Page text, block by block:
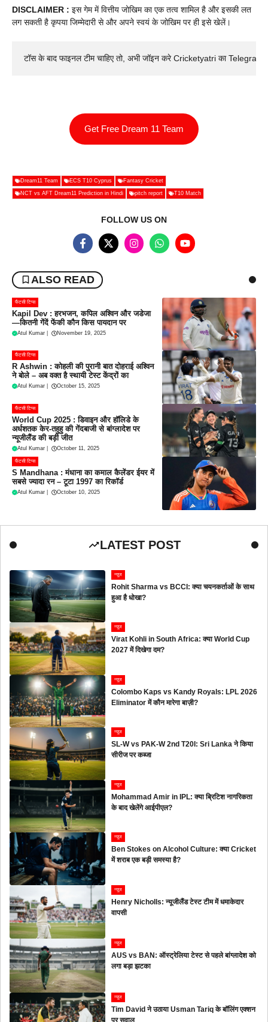
DISCLAIMER : इस गेम में वित्तीय जोखिम का एक तत्व शामिल है और इसकी लत
लग सकती है कृपया जिम्मेदारी से और अपने स्वयं के जोखिम पर ही इसे खेलें।
टॉस के बाद फाइनल टीम चाहिए तो, अभी जॉइन करे Cricketyatri का
Get Free Dream 11 Team
Dream11 Team ECS T10 Cyprus Fantasy Cricket
NCT vs AFT Dream11 Prediction in Hindi pitch report T10 Match
FOLLOW US ON
ALSO READ
फैंटसी टिप्स
Kapil Dev : हरभजन, कपिल अश्विन और जडेजा
—कितनी गेंदें फेंकी कौन किस पायदान पर
Atul Kumar November 19, 2025
फैंटसी टिप्स
R Ashwin : कोहली की पुरानी बात दोहराई अश्विन
ने बोले – अब वक्त है स्थायी टेस्ट केंद्रों का
Atul Kumar October 15, 2025
फैंटसी टिप्स
World Cup 2025 : डिवाइन और हॉलिडे के
अर्धशतक केर-तहुहु की गेंदबाजी से बांग्लादेश पर
न्यूजीलैंड की बड़ी जीत
Atul Kumar October 11, 2025
फैंटसी टिप्स
S Mandhana : मंधाना का कमाल कैलेंडर ईयर में
सबसे ज्यादा रन – टूटा 1997 का रिकॉर्ड
Atul Kumar October 10, 2025
LATEST POST
न्यूज
Rohit Sharma vs BCCI: क्या चयनकर्ताओं के साथ
हुआ है धोखा?
न्यूज
Virat Kohli in South Africa: क्या World Cup
2027 में दिखेगा दम?
न्यूज
Colombo Kaps vs Kandy Royals: LPL 2026
Eliminator में कौन मारेगा बाज़ी?
न्यूज
SL-W vs PAK-W 2nd T20I: Sri Lanka ने किया
सीरीज पर कब्जा
न्यूज
Mohammad Amir in IPL: क्या ब्रिटिश नागरिकता
के बाद खेलेंगे आईपीएल?
न्यूज
Ben Stokes on Alcohol Culture: क्या Cricket
में शराब एक बड़ी समस्या है?
न्यूज
Henry Nicholls: न्यूजीलैंड टेस्ट टीम में धमाकेदार
वापसी
न्यूज
AUS vs BAN: ऑस्ट्रेलिया टेस्ट से पहले बांग्लादेश को
लगा बड़ा झटका
न्यूज
Tim David ने उठाया Usman Tariq के बॉलिंग एक्शन
पर सवाल